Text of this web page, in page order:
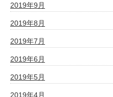
2019年9月
2019年8月
2019年7月
2019年6月
2019年5月
2019年4月